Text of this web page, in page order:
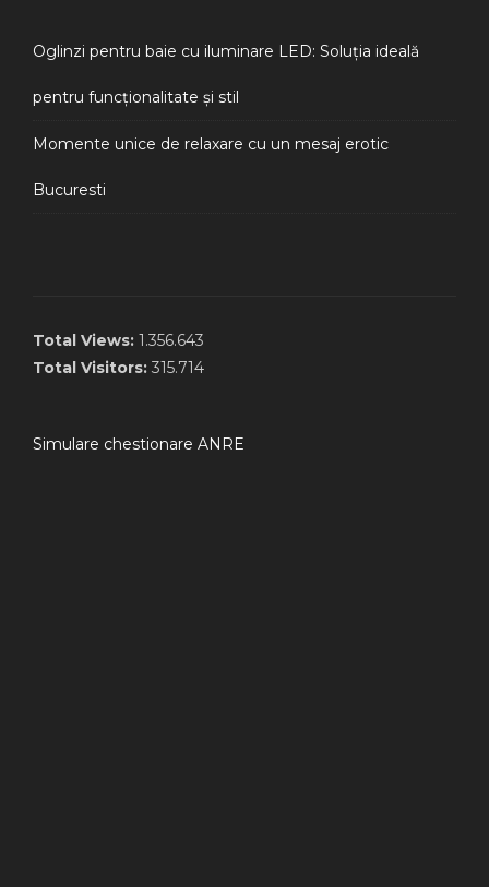
Oglinzi pentru baie cu iluminare LED: Soluția ideală
pentru funcționalitate și stil
Momente unice de relaxare cu un mesaj erotic
Bucuresti
Total Views: 1.356.643
Total Visitors: 315.714
Simulare chestionare ANRE